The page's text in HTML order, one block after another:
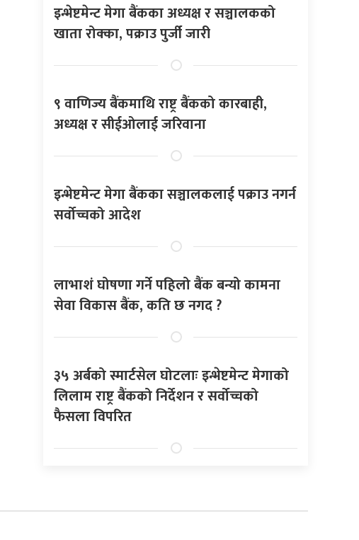
इन्भेष्टमेन्ट मेगा बैंकका अध्यक्ष र सञ्चालकको
खाता रोक्का, पक्राउ पुर्जी जारी
९ वाणिज्य बैंकमाथि राष्ट्र बैंकको कारबाही,
अध्यक्ष र सीईओलाई जरिवाना
इन्भेष्टमेन्ट मेगा बैंकका सञ्चालकलाई पक्राउ नगर्न
सर्वोच्चको आदेश
लाभाशं घोषणा गर्ने पहिलो बैंक बन्यो कामना
सेवा विकास बैंक, कति छ नगद ?
३५ अर्बको स्मार्टसेल घोटलाः इन्भेष्टमेन्ट मेगाको
लिलाम राष्ट्र बैंकको निर्देशन र सर्वोच्चको
फैसला विपरित